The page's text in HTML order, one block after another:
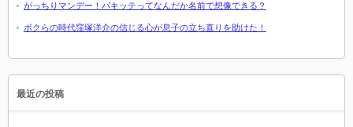
がっちりマンデー！パキッテってなんだか名前で想像できる？
ボクらの時代窪塚洋介の信じる心が息子の立ち直りを助けた！
最近の投稿